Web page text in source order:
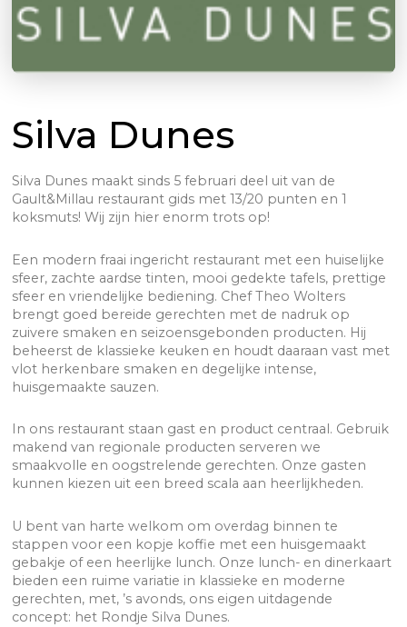
Silva Dunes
Silva Dunes maakt sinds 5 februari deel uit van de
Gault&Millau restaurant gids met 13/20 punten en 1
koksmuts! Wij zijn hier enorm trots op!
Een modern fraai ingericht restaurant met een huiselijke
sfeer, zachte aardse tinten, mooi gedekte tafels, prettige
sfeer en vriendelijke bediening. Chef Theo Wolters
brengt goed bereide gerechten met de nadruk op
zuivere smaken en seizoensgebonden producten. Hij
beheerst de klassieke keuken en houdt daaraan vast met
vlot herkenbare smaken en degelijke intense,
huisgemaakte sauzen.
In ons restaurant staan gast en product centraal. Gebruik
makend van regionale producten serveren we
smaakvolle en oogstrelende gerechten. Onze gasten
kunnen kiezen uit een breed scala aan heerlijkheden.
U bent van harte welkom om overdag binnen te
stappen voor een kopje koffie met een huisgemaakt
gebakje of een heerlijke lunch. Onze lunch- en dinerkaart
bieden een ruime variatie in klassieke en moderne
gerechten, met, ’s avonds, ons eigen uitdagende
concept: het Rondje Silva Dunes.